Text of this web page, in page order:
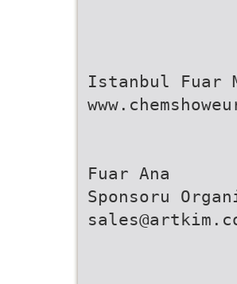
Istanbul Fuar
Fuar Ana
Sponsoru